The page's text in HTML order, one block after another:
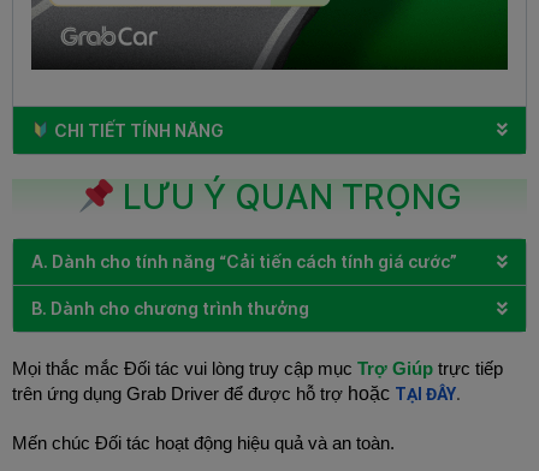
CHI TIẾT TÍNH NĂNG
LƯU Ý QUAN TRỌNG
A. Dành cho tính năng “Cải tiến cách tính giá cước”
B. Dành cho chương trình thưởng
Mọi thắc mắc Đối tác vui lòng truy cập mục Trợ Giúp trực tiếp
trên ứng dụng Grab Driver để được hỗ trợ hoặc TẠI ĐÂY.
Mến chúc Đối tác hoạt động hiệu quả và an toàn.